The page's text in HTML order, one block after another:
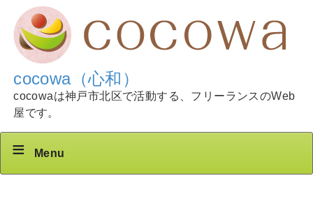
cocowa（心和）
cocowaは神戸市北区で活動する、フリーランスのWeb
屋です。
Menu